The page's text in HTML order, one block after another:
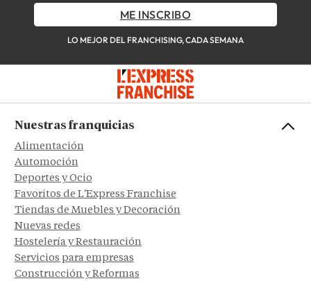
ME INSCRIBO
LO MEJOR DEL FRANCHISING, CADA SEMANA
Nuestras franquicias
Alimentación
Automoción
Deportes y Ocio
Favoritos de L'Express Franchise
Tiendas de Muebles y Decoración
Nuevas redes
Hostelería y Restauración
Servicios para empresas
Construcción y Reformas